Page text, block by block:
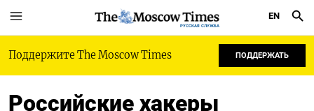
РУССКАЯ СЛУЖБА
EN
Поддержите The Moscow Times ПОДДЕРЖАТЬ
Российские хакеры